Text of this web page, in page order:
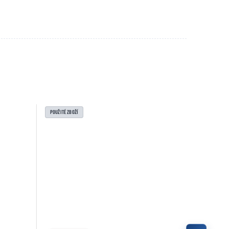
POUŽITÉ ZBOŽÍ